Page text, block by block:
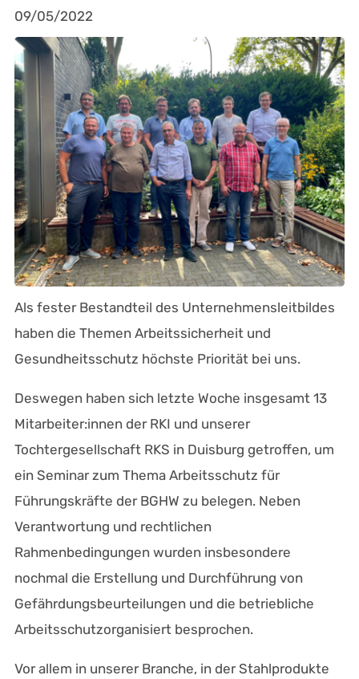
09/05/2022
Als fester Bestandteil des Unternehmensleitbildes
haben die Themen Arbeitssicherheit und
Gesundheitsschutz höchste Priorität bei uns.
Deswegen haben sich letzte Woche insgesamt 13
Mitarbeiter:innen der RKI und unserer
Tochtergesellschaft RKS in Duisburg getroffen, um
ein Seminar zum Thema Arbeitsschutz für
Führungskräfte der BGHW zu belegen. Neben
Verantwortung und rechtlichen
Rahmenbedingungen wurden insbesondere
nochmal die Erstellung und Durchführung von
Gefährdungsbeurteilungen und die betriebliche
Arbeitsschutzorganisiert besprochen.
Vor allem in unserer Branche, in der Stahlprodukte